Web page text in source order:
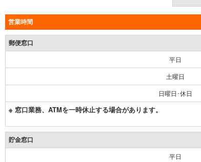
営業時間
郵便窓口
平日
土曜日
日曜日･休日
※ 窓口業務、ATMを一時休止する場合があります。
貯金窓口
平日